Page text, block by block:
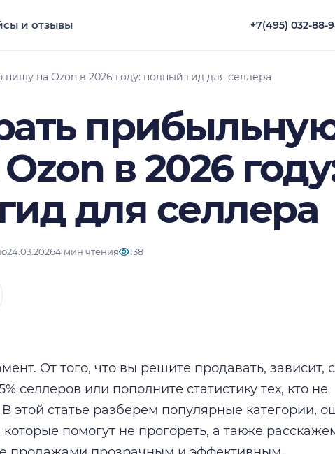
и отзывы +7(495) 032-88-
на Ozon в 2026 году: полный гид для селлера
в 2026
для селлера
24.03.20264 мин чтения 138
От того, что вы решите продавать, зависит,
селлеров или пополните статистику тех, кто не
этой статье разберем популярные категории,
помогут не прогореть, а также